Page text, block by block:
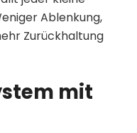
Ablenkung,
Zurückhaltung
mit